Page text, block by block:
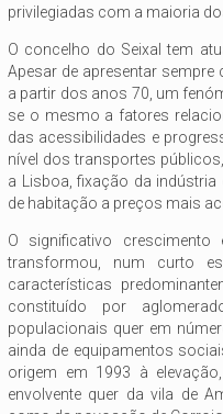
privilegiadas com a maioria
O concelho do Seixal tem
Apesar de apresentar
a partir dos anos 70, um
se o mesmo a fatores
das acessibilidades e
nível dos transportes
a Lisboa, fixação da
de habitação a preços mais
O significativo crescimento
transformou, num curto
características
constituído por
populacionais quer em
ainda de equipamentos
origem em 1993 à
envolvente quer da vila de